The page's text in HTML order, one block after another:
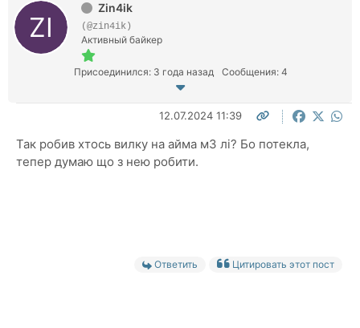
Zin4ik
(@zin4ik)
Активный байкер
Присоединился: 3 года назад Сообщения: 4
12.07.2024 11:39
Так робив хтось вилку на айма м3 лі? Бо потекла,
тепер думаю що з нею робити.
Ответить Цитировать этот пост